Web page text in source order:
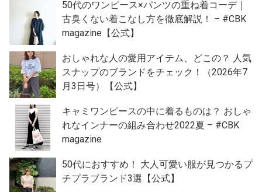
50代のワンピース×パンツの重ね着コーデ｜
古臭くない着こなし方を徹底解説！ – #CBK
magazine【公式】
おしゃれな人の愛用アイテム、どこの？ 人気
スナップのブランドをチェック！（2026年7
月3日号）【公式】
キャミワンピースの中に着るものは？ おしゃ
れなインナーの組み合わせ2022夏 – #CBK
magazine
50代におすすめ！ 大人可愛い服が見つかるプ
チプラブランド3選【公式】